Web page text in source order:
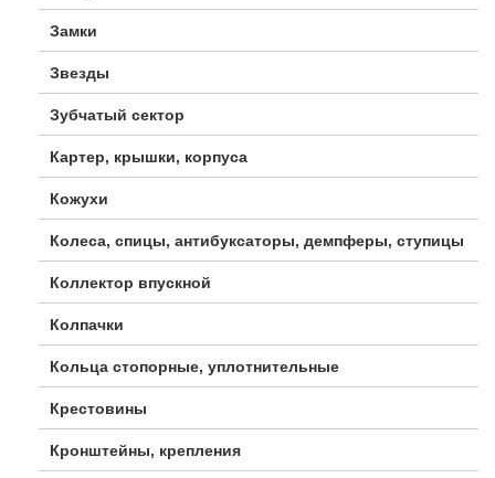
Замки
Звезды
Зубчатый сектор
Картер, крышки, корпуса
Кожухи
Колеса, спицы, антибуксаторы, демпферы, ступицы
Коллектор впускной
Колпачки
Кольца стопорные, уплотнительные
Крестовины
Кронштейны, крепления